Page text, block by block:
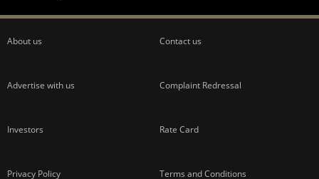
About us Contact us
Advertise with us Complaint Redressal
Investors Rate Card
Privacy Policy Terms and Conditions